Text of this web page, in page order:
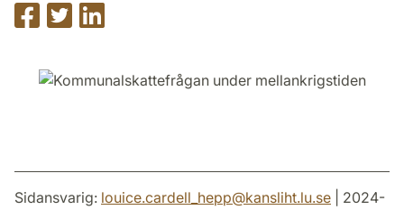
Dela
på
Dela
på
på
Sidansvarig: louice.cardell_hepp@kansliht.lu.se | 2024-